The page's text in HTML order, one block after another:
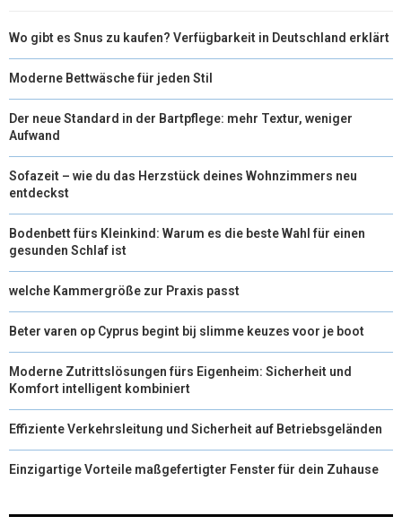
Wo gibt es Snus zu kaufen? Verfügbarkeit in Deutschland erklärt
Moderne Bettwäsche für jeden Stil
Der neue Standard in der Bartpflege: mehr Textur, weniger
Aufwand
Sofazeit – wie du das Herzstück deines Wohnzimmers neu
entdeckst
Bodenbett fürs Kleinkind: Warum es die beste Wahl für einen
gesunden Schlaf ist
welche Kammergröße zur Praxis passt
Beter varen op Cyprus begint bij slimme keuzes voor je boot
Moderne Zutrittslösungen fürs Eigenheim: Sicherheit und
Komfort intelligent kombiniert
Effiziente Verkehrsleitung und Sicherheit auf Betriebsgeländen
Einzigartige Vorteile maßgefertigter Fenster für dein Zuhause